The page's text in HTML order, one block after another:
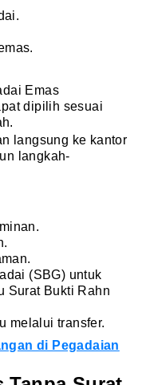
Emas
dipilih sesuai
langsung ke kantor
langkah-
(SBG) untuk
Surat Bukti Rahn
melalui transfer.
di Pegadaian